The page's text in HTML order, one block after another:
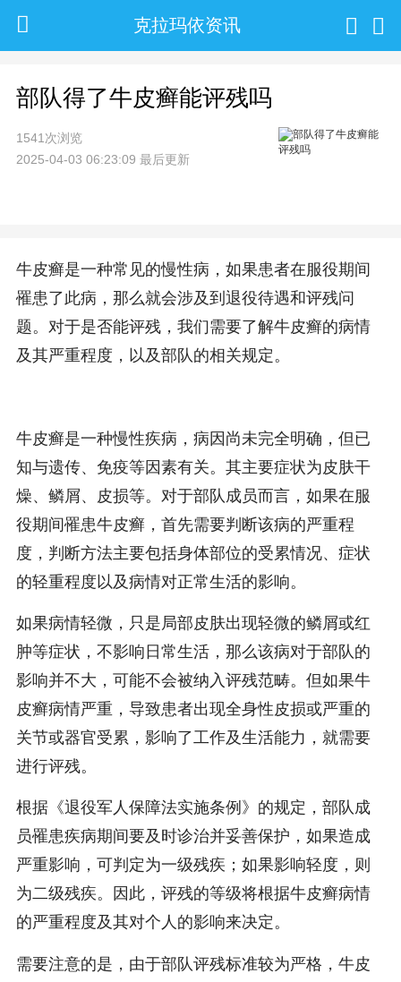
克拉玛依资讯
部队得了牛皮癣能评残吗
1541次浏览
2025-04-03 06:23:09 最后更新
牛皮癣是一种常见的慢性病，如果患者在服役期间
罹患了此病，那么就会涉及到退役待遇和评残问
题。对于是否能评残，我们需要了解牛皮癣的病情
及其严重程度，以及部队的相关规定。
牛皮癣是一种慢性疾病，病因尚未完全明确，但已
知与遗传、免疫等因素有关。其主要症状为皮肤干
燥、鳞屑、皮损等。对于部队成员而言，如果在服
役期间罹患牛皮癣，首先需要判断该病的严重程
度，判断方法主要包括身体部位的受累情况、症状
的轻重程度以及病情对正常生活的影响。
如果病情轻微，只是局部皮肤出现轻微的鳞屑或红
肿等症状，不影响日常生活，那么该病对于部队的
影响并不大，可能不会被纳入评残范畴。但如果牛
皮癣病情严重，导致患者出现全身性皮损或严重的
关节或器官受累，影响了工作及生活能力，就需要
进行评残。
根据《退役军人保障法实施条例》的规定，部队成
员罹患疾病期间要及时诊治并妥善保护，如果造成
严重影响，可判定为一级残疾；如果影响轻度，则
为二级残疾。因此，评残的等级将根据牛皮癣病情
的严重程度及其对个人的影响来决定。
需要注意的是，由于部队评残标准较为严格，牛皮